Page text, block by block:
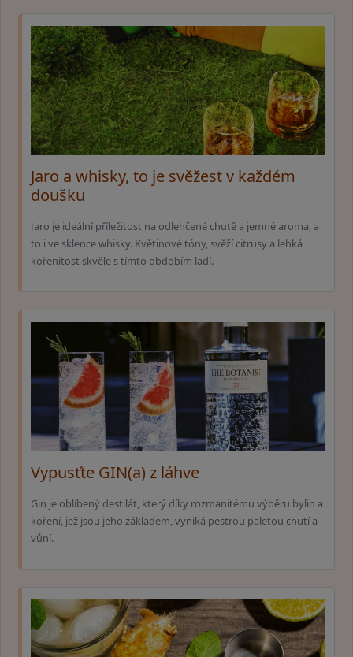
Jaro a whisky, to je svěžest v každém
doušku
Jaro je ideální příležitost na odlehčené chutě a jemné aroma, a
to i ve sklence whisky. Květinové tóny, svěží citrusy a lehká
kořenitost skvěle s tímto obdobím ladí.
Vypusťte GIN(a) z láhve
Gin je oblíbený destilát, který díky rozmanitému výběru bylin a
koření, jež jsou jeho základem, vyniká pestrou paletou chutí a
vůní.